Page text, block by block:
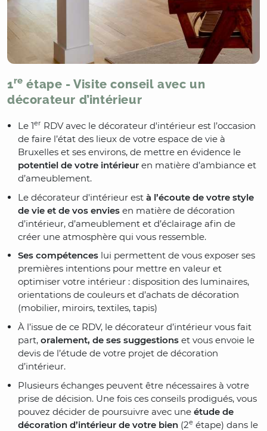
1re étape - Visite conseil avec un
décorateur d’intérieur
Le 1er RDV avec le décorateur d'intérieur est l’occasion
de faire l’état des lieux de votre espace de vie à
Bruxelles et ses environs, de mettre en évidence le
potentiel de votre intérieur en matière d’ambiance et
d’ameublement.
Le décorateur d'intérieur est à l’écoute de votre style
de vie et de vos envies en matière de décoration
d’intérieur, d’ameublement et d’éclairage afin de
créer une atmosphère qui vous ressemble.
Ses compétences lui permettent de vous exposer ses
premières intentions pour mettre en valeur et
optimiser votre intérieur : disposition des luminaires,
orientations de couleurs et d’achats de décoration
(mobilier, miroirs, textiles, tapis)
À l’issue de ce RDV, le décorateur d’intérieur vous fait
part, oralement, de ses suggestions et vous envoie le
devis de l’étude de votre projet de décoration
d’intérieur.
Plusieurs échanges peuvent être nécessaires à votre
prise de décision. Une fois ces conseils prodigués, vous
pouvez décider de poursuivre avec une étude de
décoration d’intérieur de votre bien (2e étape) dans le